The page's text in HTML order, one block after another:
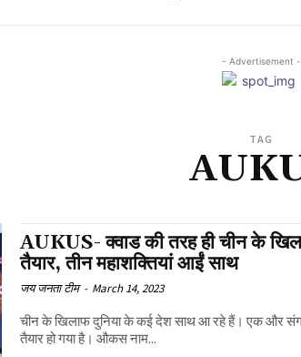
- Advertisement -
TAG
AUKUS- क्वाड की तरह ही चीन के
तैयार, तीन महाशक्तियां आईं साथ
जय जनता टीम - March 14, 2023
चीन के खिलाफ दुनिया के कई देश साथ आ रहे हैं। एक और
तैयार हो गया है। औकस नाम...